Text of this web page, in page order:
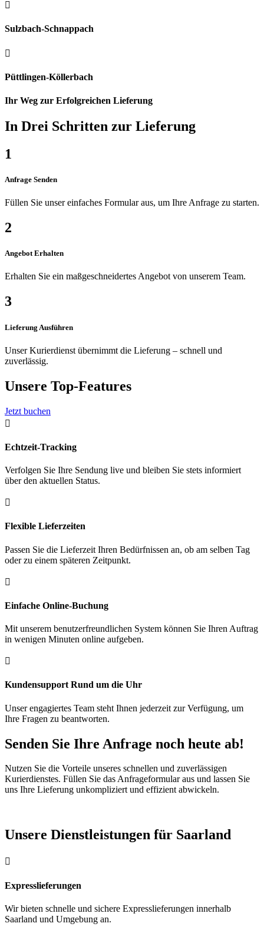

Sulzbach-Schnappach

Püttlingen-Köllerbach
Ihr Weg zur Erfolgreichen Lieferung
In Drei Schritten zur Lieferung
1
Anfrage Senden
Füllen Sie unser einfaches Formular aus, um Ihre Anfrage zu starten.
2
Angebot Erhalten
Erhalten Sie ein maßgeschneidertes Angebot von unserem Team.
3
Lieferung Ausführen
Unser Kurierdienst übernimmt die Lieferung – schnell und
zuverlässig.
Unsere Top-Features
Jetzt buchen

Echtzeit-Tracking
Verfolgen Sie Ihre Sendung live und bleiben Sie stets informiert
über den aktuellen Status.

Flexible Lieferzeiten
Passen Sie die Lieferzeit Ihren Bedürfnissen an, ob am selben Tag
oder zu einem späteren Zeitpunkt.

Einfache Online-Buchung
Mit unserem benutzerfreundlichen System können Sie Ihren Auftrag
in wenigen Minuten online aufgeben.

Kundensupport Rund um die Uhr
Unser engagiertes Team steht Ihnen jederzeit zur Verfügung, um
Ihre Fragen zu beantworten.
Senden Sie Ihre Anfrage noch heute ab!
Nutzen Sie die Vorteile unseres schnellen und zuverlässigen
Kurierdienstes. Füllen Sie das Anfrageformular aus und lassen Sie
uns Ihre Lieferung unkompliziert und effizient abwickeln.
Unsere Dienstleistungen für Saarland

Expresslieferungen
Wir bieten schnelle und sichere Expresslieferungen innerhalb
Saarland und Umgebung an.